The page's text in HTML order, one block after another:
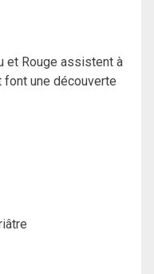
et Rouge assistent à
font une découverte